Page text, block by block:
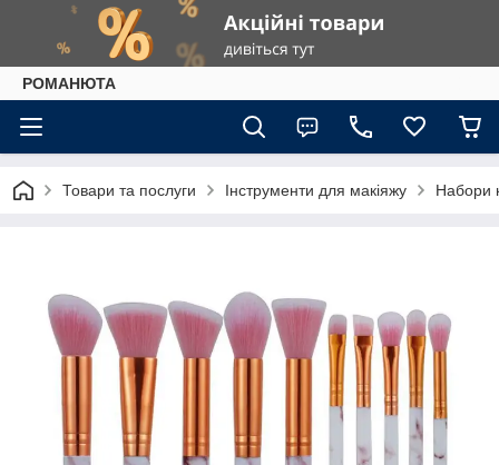
РОМАНЮТА
Товари та послуги Інструменти для макіяжу Набори